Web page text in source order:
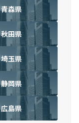
青森県
秋田県
埼玉県
静岡県
広島県